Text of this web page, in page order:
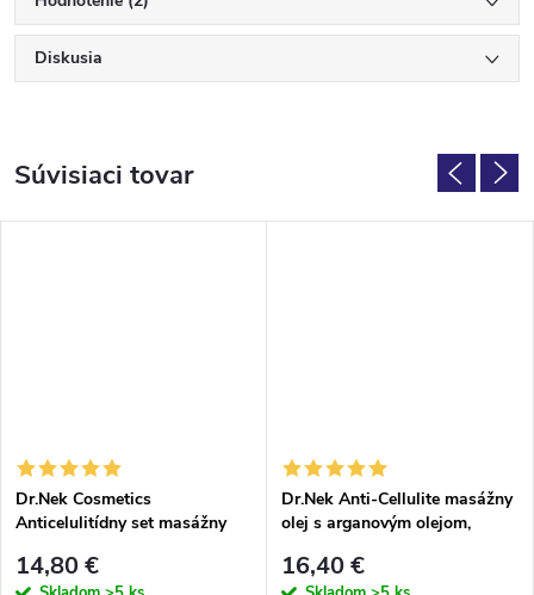
Diskusia
Súvisiaci tovar
Dr.Nek Cosmetics
Anticelulitídny set masážny
škoricový olej
14,80 €
Dr.Nek Anti-Cellulite masážny
olej s arganovým olejom,
olejom a vitamínom E 1l
16,40 €